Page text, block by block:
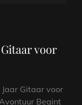
voor
Gitaar voor
Begint